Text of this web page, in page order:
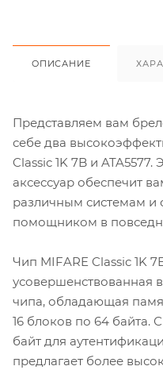
ОПИСАНИЕ
Представляем вам
себе два
Classic 1K 7B и
аксессуар обеспечит
различным системам и
помощником в
Чип MIFARE Classic 1K
усовершенствованная
чипа, обладающая
16 блоков по 64 байта.
байт для
предлагает более